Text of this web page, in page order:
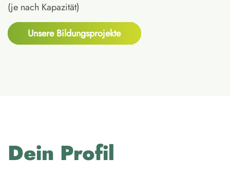
(je nach Kapazität)
Unsere Bildungsprojekte
Dein Profil